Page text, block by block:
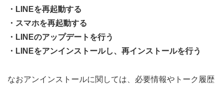
・LINEを再起動する
・スマホを再起動する
・LINEのアップデートを行う
・LINEをアンインストールし、再インストールを行う
なおアンインストールに関しては、必要情報やトーク履歴